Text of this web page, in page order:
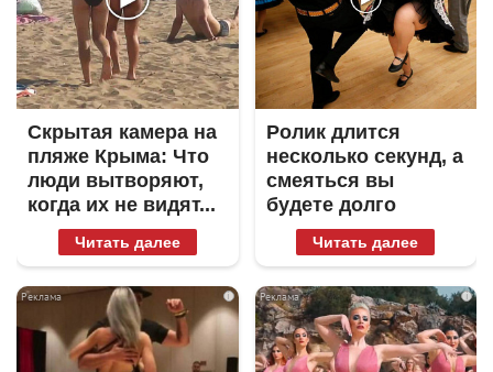
Скрытая камера на
пляже Крыма: Что
люди вытворяют,
когда их не видят...
Читать далее
Ролик длится
несколько секунд, а
смеяться вы
будете долго
Читать далее
i i